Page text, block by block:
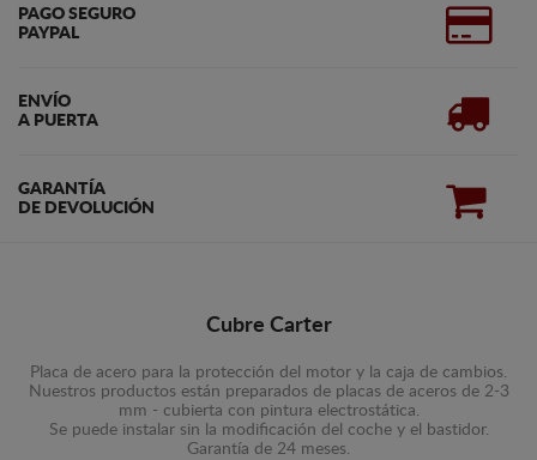
PAGO SEGURO
PAYPAL
ENVÍO
A PUERTA
GARANTÍA
DE DEVOLUCIÓN
Cubre Carter
Placa de acero para la protección del motor y la caja de cambios.
Nuestros productos están preparados de placas de aceros de 2-3
mm - cubierta con pintura electrostática.
Se puede instalar sin la modificación del coche y el bastidor.
Garantía de 24 meses.